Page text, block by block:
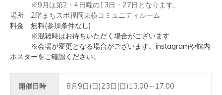
※9月は第2・4日曜の13日・27日となります。
場所 2階まちスポ福岡東横コミュニティルーム
料金 無料(参加条件なし)
※混雑時はお待ちいただく場合がございます
※会場が変更となる場合がございます。instagramや館内
ポスターをご確認ください。
開催日時 8月9日(日)23日(日)13:00～17:00